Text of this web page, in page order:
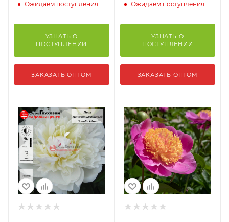
Ожидаем поступления
УЗНАТЬ О
ПОСТУПЛЕНИИ
ЗАКАЗАТЬ ОПТОМ
Ожидаем поступления
УЗНАТЬ О
ПОСТУПЛЕНИИ
ЗАКАЗАТЬ ОПТОМ